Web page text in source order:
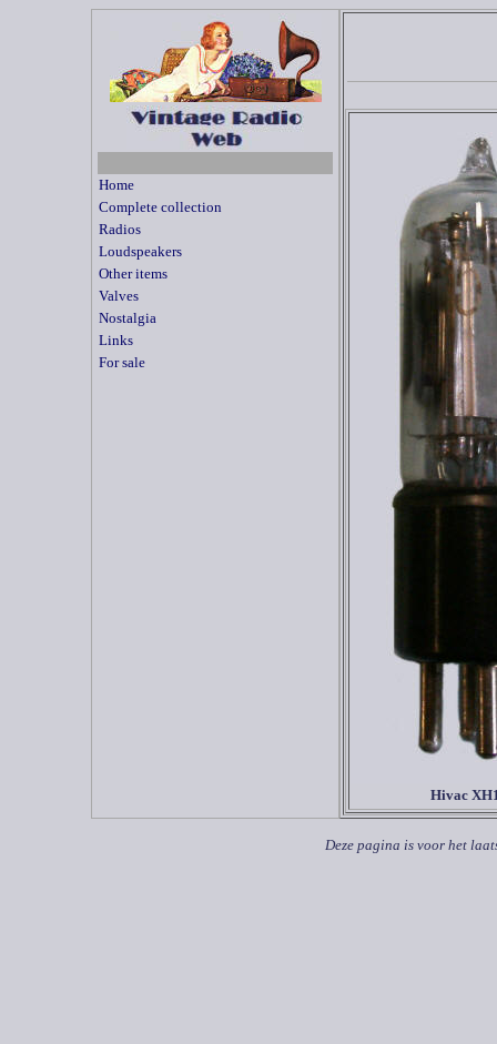
Home
Complete collection
Radios
Loudspeakers
Other items
Valves
Nostalgia
Links
For sale
Hivac
Deze pagina is voor het